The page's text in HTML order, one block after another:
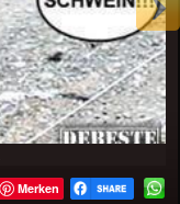
Merken